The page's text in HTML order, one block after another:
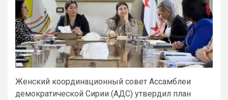
Женский координационный совет Ассамблеи
демократической Сирии (АДС) утвердил план